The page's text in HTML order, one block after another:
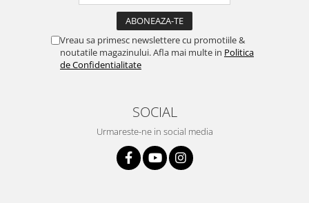
Vreau sa primesc newslettere cu promotiile &
noutatile magazinului. Afla mai multe in Politica
de Confidentialitate
SOCIAL
Urmareste-ne in social media